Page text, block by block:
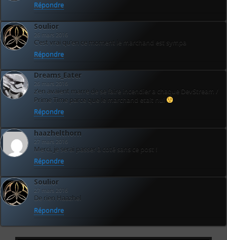
Répondre
Soulior
26 mars 2016
C’est vrai qu’en ce moment le marchand est sympa
Répondre
Dreams_Eater
26 mars 2016
z’en avaient marre de se faire incendier a chaque DevStream /
Prime Time parce que le marchand etait nul
Répondre
haazhelthorn
27 mars 2016
Merci, je serai passer à coté sans ce post !
Répondre
Soulior
27 mars 2016
De rien Haazhel
Répondre